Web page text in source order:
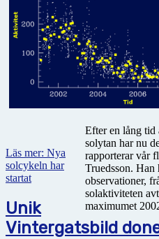
Efter en lång tid
solytan har nu
rapporterar vår
Truedsson. Han
observationer,
solaktiviteten
maximumet
Läs mer: Nya
solcykeln har
startat
Unik
Vintergatsbild